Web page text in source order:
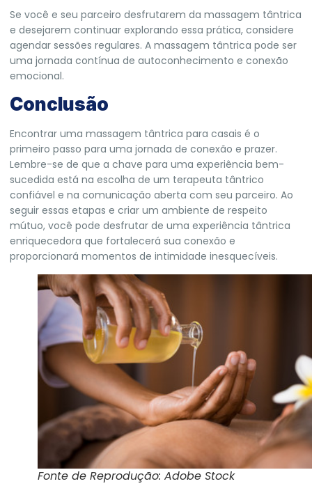
Se você e seu parceiro desfrutarem da massagem tântrica
e desejarem continuar explorando essa prática, considere
agendar sessões regulares. A massagem tântrica pode ser
uma jornada contínua de autoconhecimento e conexão
emocional.
Conclusão
Encontrar uma massagem tântrica para casais é o
primeiro passo para uma jornada de conexão e prazer.
Lembre-se de que a chave para uma experiência bem-
sucedida está na escolha de um terapeuta tântrico
confiável e na comunicação aberta com seu parceiro. Ao
seguir essas etapas e criar um ambiente de respeito
mútuo, você pode desfrutar de uma experiência tântrica
enriquecedora que fortalecerá sua conexão e
proporcionará momentos de intimidade inesquecíveis.
Fonte de Reprodução: Adobe Stock